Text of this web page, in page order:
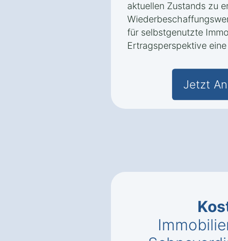
aktuellen Zustands zu
für selbstgenutzte
Ertragsperspektive
Jetzt